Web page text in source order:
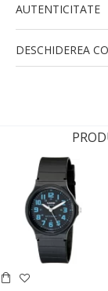
AUTENTICITATE
DESCHIDEREA